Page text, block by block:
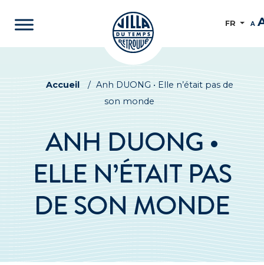
FR A
Accueil / Anh DUONG • Elle n’était pas de
son monde
ANH DUONG •
ELLE N’ÉTAIT PAS
DE SON MONDE